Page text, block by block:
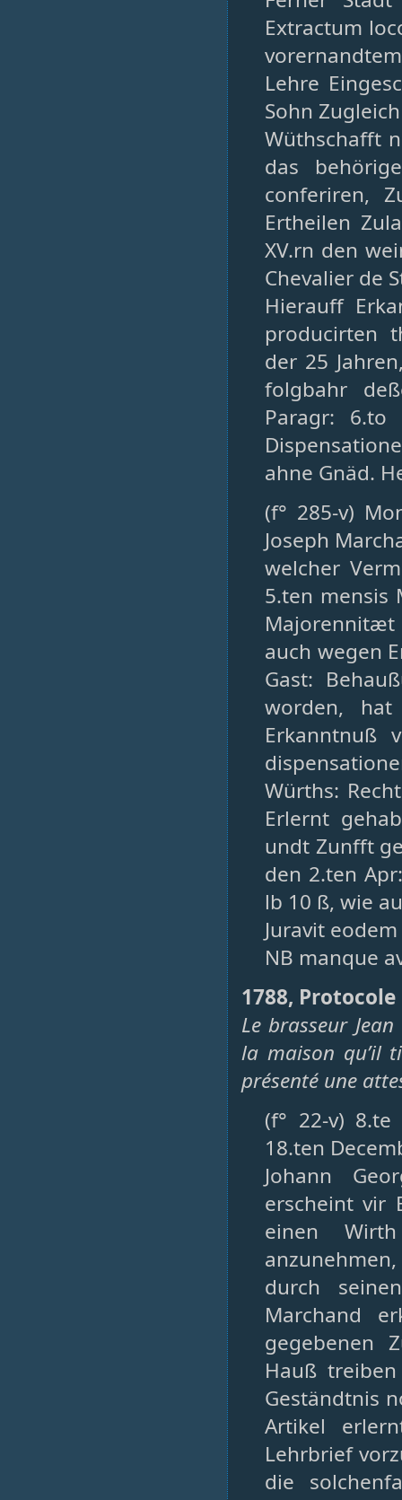
Extractum
Lehre
Sohn
Wüthschafft
das
conferiren,
Ertheilen
XV.rn den
Chevalier de
Hierauff
producirten
der 25
folgbahr
Paragr:
ahne Gnäd.
(f° 285-v)
Joseph
welcher
5.ten mensis
auch wegen
Gast:
worden,
Erkanntnuß
Würths:
Erlernt
undt Zunfft
den 2.ten
lb 10 ß, wie
Juravit
NB manque
1788,
Le brasseur
la maison qu’il
présenté une
(f° 22-v)
18.ten
Johann
erscheint vir
einen
durch
Marchand
gegebenen
Hauß
Geständtnis
Artikel
Lehrbrief
die